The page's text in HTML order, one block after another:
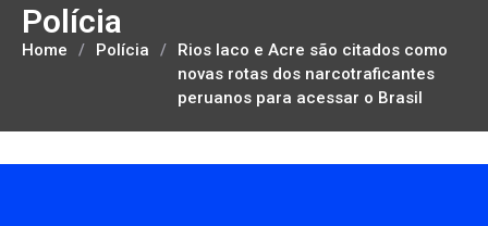
Polícia
Home / Polícia /
Rios Iaco e Acre são citados como
novas rotas dos narcotraficantes
peruanos para acessar o Brasil